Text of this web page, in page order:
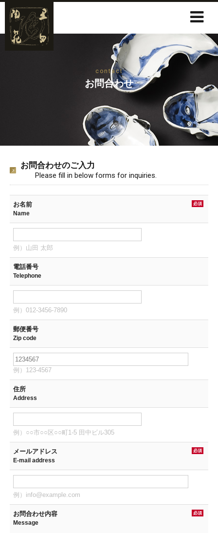
contact
お問合わせ
お問合わせのご入力
Please fill in below forms for inquiries.
お名前 必須
Name
例）山田 太郎
電話番号
Telephone
例）012-3456-7890
郵便番号
Zip code
例）123-4567
住所
Address
例）○○市○○区○○町1-5 田中ビル305
メールアドレス 必須
E-mail address
例）info@example.com
お問合わせ内容 必須
Message